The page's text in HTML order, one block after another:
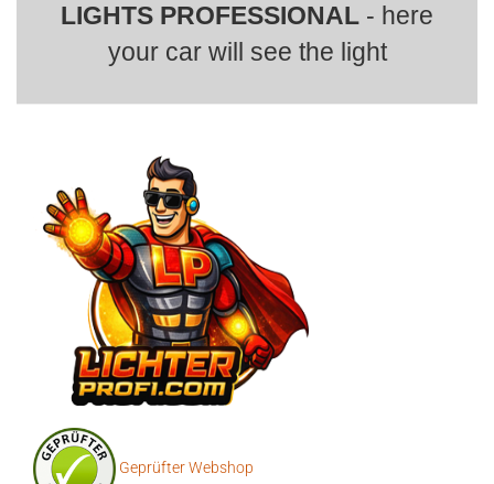
LIGHTS PROFESSIONAL - here
your car will see the light
Geprüfter Webshop